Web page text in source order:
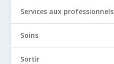
Services aux professionnels
Soins
Sortir